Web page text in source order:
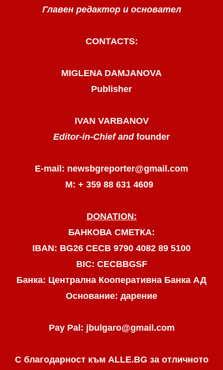
Главен редактор и основател
CONTACTS:
MIGLENA DAMJANOVA
Publisher
IVAN VARBANOV
Editor-in-Chief and founder
E-mail: newsbgreporter@gmail.com
М: + 359 88 631 4609
DONATION:
БАНКОВА СМЕТКА:
IBAN: BG26 CECB 9790 4082 89 5100
BIC: CECBBGSF
Банка: Централна Кооперативна Банка АД
Основание: дарение
Pay Pal: jbulgaro@gmail.com
С благодарност към ALLE.BG за отличното